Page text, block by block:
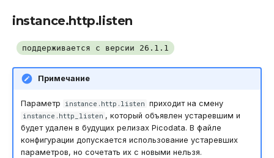
instance.http.listen
поддерживается с версии 26.1.1
Примечание
Параметр instance.http.listen приходит на смену
instance.http_listen , который объявлен устаревшим и
будет удален в будущих релизах Picodata. В файле
конфигурации допускается использование устаревших
параметров, но сочетать их с новыми нельзя.